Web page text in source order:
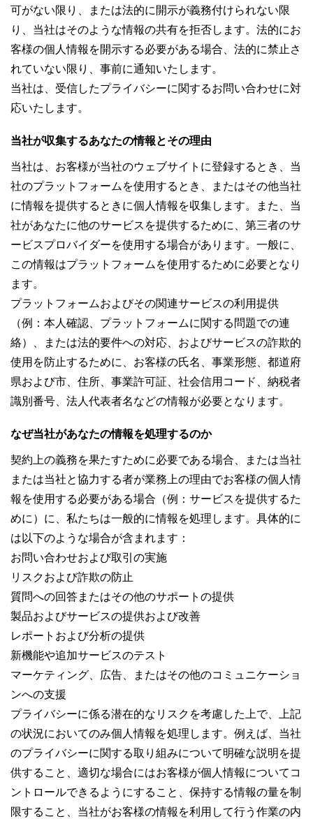
可がない限り、または法的に開示が義務付けられない限
り、当社はそのような情報の共有を拒否します。法的にお
客様の個人情報を開示する必要がある場合、法的に禁止さ
れていない限り、事前に通知いたします。
当社は、受信したプライバシーに関するお問い合わせに対
応いたします。
当社が収集するあなたの情報とその理由
当社は、お客様が当社のウェブサイトに登録するとき、当
社のプラットフォームを使用するとき、またはその他当社
に情報を提供するときに個人情報を収集します。また、当
社があなたに他のサービスを提供するために、第三者のサ
ービスプロバイダーを使用する場合があります。一般に、
この情報はプラットフォームを使用するために必要となり
ます。
プラットフォームおよびその関連サービスの利用提供
（例：本人確認、プラットフォームに関する問題での連
絡）、または法的要件への対応、およびサービスの詐欺的
使用を防止するために、お客様の氏名、事業形態、都道府
県および市、住所、事業許可証、社会信用コード、納税者
識別番号、法人代表者名などの情報が必要となります。
なぜ当社があなたの情報を処理するのか
契約上の義務を果たすために必要である場合、または当社
または当社と協力する者が業務上の理由でお客様の個人情
報を使用する必要がある場合（例：サービスを提供するた
めに）に、私たちは一般的に情報を処理します。具体的に
は以下のような場合が含まれます：
お問い合わせおよび取引の実施
リスクおよび詐欺の防止
質問への回答またはその他のサポートの提供
製品およびサービスの提供および改善
レポートおよび分析の提供
新機能や追加サービスのテスト
マーケティング、広告、またはその他のコミュニケーショ
ンへの支援
プライバシーに係る潜在的なリスクを考慮した上で、上記
の状況においてのみ個人情報を処理します。例えば、当社
のプライバシーに関する取り組みについて明確な説明を提
供すること、適切な場合にはお客様が個人情報についてコ
ントロールできるようにすること、保持する情報の量を制
限すること、当社がお客様の情報を利用して行う作業の内